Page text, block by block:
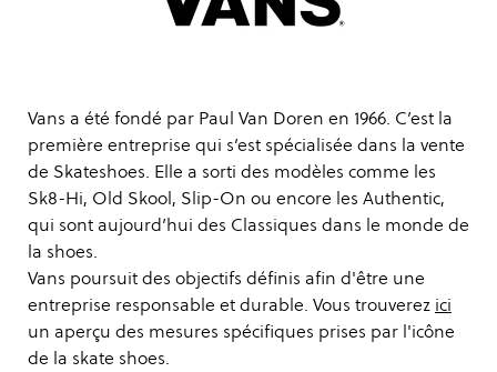
Vans a été fondé par Paul Van Doren en 1966. C’est la
première entreprise qui s’est spécialisée dans la vente
de Skateshoes. Elle a sorti des modèles comme les
Sk8-Hi, Old Skool, Slip-On ou encore les Authentic,
qui sont aujourd’hui des Classiques dans le monde de
la shoes.
Vans poursuit des objectifs définis afin d'être une
entreprise responsable et durable. Vous trouverez ici
un aperçu des mesures spécifiques prises par l'icône
de la skate shoes.